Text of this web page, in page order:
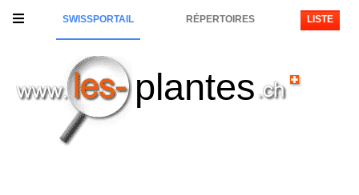
SWISSPORTAIL RÉPERTOIRES LISTE
plantes